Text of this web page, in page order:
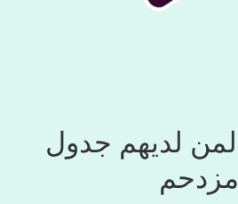
‎Meetville‎ لمن لديهم جدول
مزدحم